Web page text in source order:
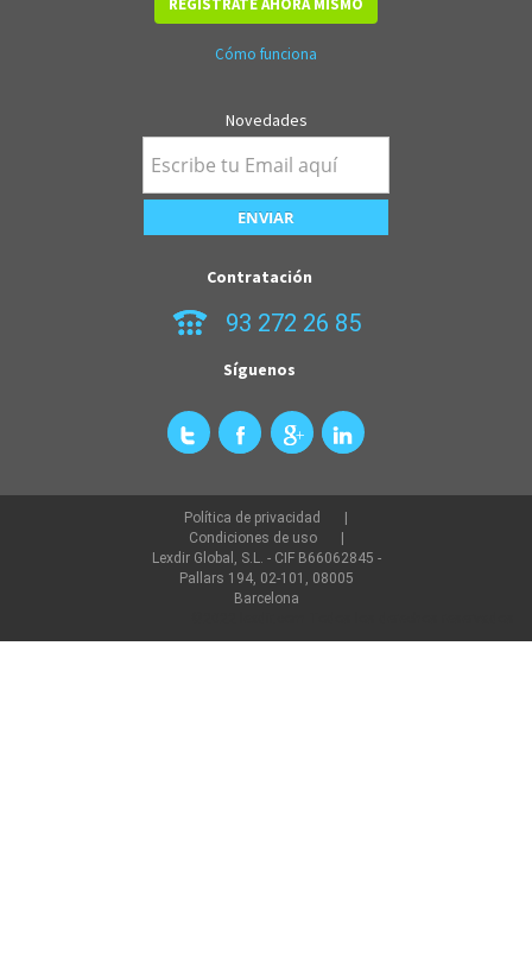
Cómo funciona
Novedades
Contratación
93 272 26 85
Síguenos
Política de privacidad
Condiciones de uso
Lexdir Global, S.L. - CIF B66062845 -
Pallars 194, 02-101, 08005
Barcelona